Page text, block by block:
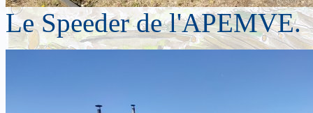
Le Speeder de l'APEMVE.